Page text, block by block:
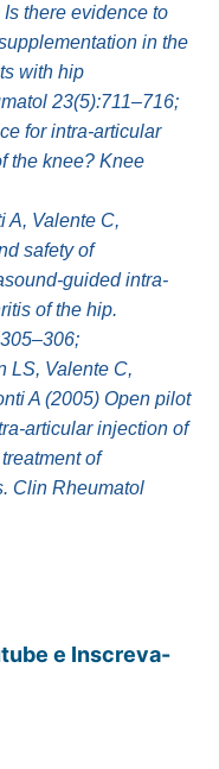
there evidence to
in the
with hip
23(5):711–716;
for intra-articular
the knee? Knee
A, Valente C,
safety of
guided intra-
of the hip.
LS, Valente C,
A (2005) Open pilot
articular injection of
of
Clin Rheumatol
e Inscreva-